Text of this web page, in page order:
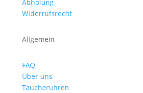
Abholung
Widerrufsrecht
Allgemein
FAQ
Über uns
Taucheruhren